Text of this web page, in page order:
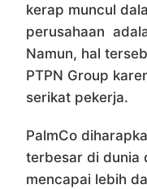
kerap muncul
perusahaan
Namun, hal
PTPN Group
serikat pekerja.
PalmCo
terbesar di dunia
mencapai lebih